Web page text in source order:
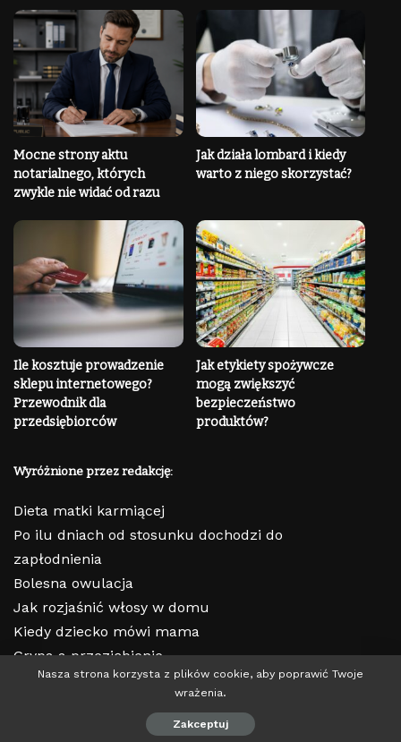
Mocne strony aktu
notarialnego, których
zwykle nie widać od razu
Jak działa lombard i kiedy
warto z niego skorzystać?
Ile kosztuje prowadzenie
sklepu internetowego?
Przewodnik dla
przedsiębiorców
Jak etykiety spożywcze
mogą zwiększyć
bezpieczeństwo
produktów?
Wyróżnione przez redakcję:
Dieta matki karmiącej
Po ilu dniach od stosunku dochodzi do
zapłodnienia
Bolesna owulacja
Jak rozjaśnić włosy w domu
Kiedy dziecko mówi mama
Grypa a przeziębienie
© 2023 Copyright | lepiejtowiedziec.pl
Nasza strona korzysta z plików cookie, aby poprawić Twoje
wrażenia.
Zakceptuj